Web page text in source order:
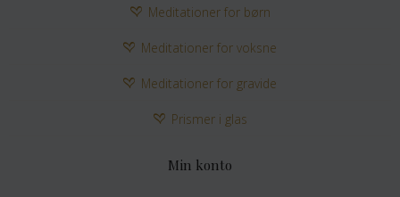
Meditationer for børn
Meditationer for voksne
Meditationer for gravide
Prismer i glas
Min konto